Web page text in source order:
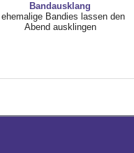
Bandausklang
ehemalige Bandies lassen den
Abend ausklingen